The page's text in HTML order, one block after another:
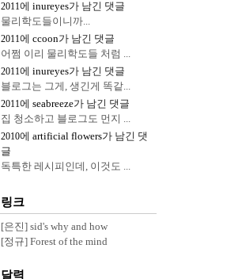
2011 에 inureyes가 남긴 댓글
물리학도들이니까...
2011 에 ccoon가 남긴 댓글
어쩜 이리 물리학도들 처럼 ...
2011 에 inureyes가 남긴 댓글
블로그는 그게, 생긴게 똑같...
2011 에 seabreeze가 남긴 댓글
집 청소하고 블로그도 먼지 ...
2010에 artificial flowers가 남긴 댓
글
독특한 레시피인데, 이것도 ...
링크
[은진] sid's why and how
[정규] Forest of the mind
달력